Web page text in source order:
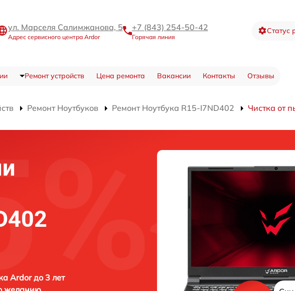
ул. Марселя Салимжанова, 5
Адрес сервисного центра Ardor
+7 (843) 254-50-42
Горячая линия
Статус
Ремонт устройств Цена ремонта Вакансии Контакты Отзывы
Ремонт Ноутбуков Ремонт Ноутбука R15-I7ND402 Чистка от
Ardor до 3 лет